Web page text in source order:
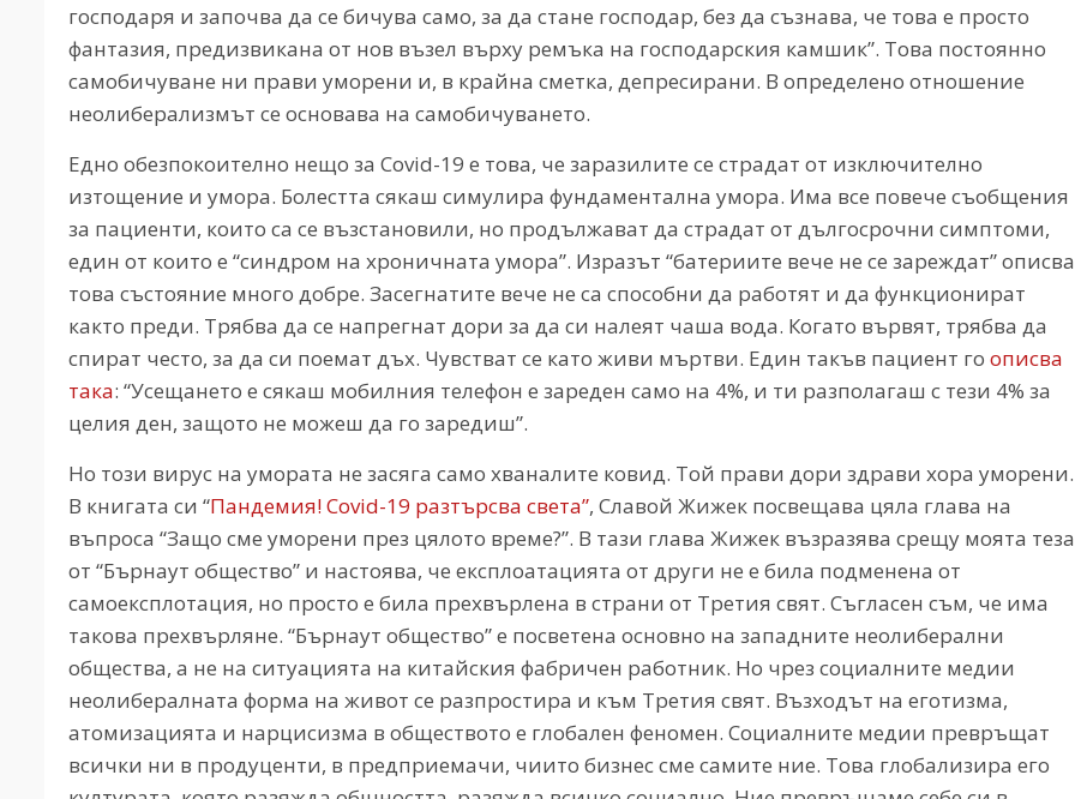
господаря и започва да се бичува само, за да стане господар, без да съзнава, че това е просто
фантазия, предизвикана от нов възел върху ремъка на господарския камшик”. Това постоянно
самобичуване ни прави уморени и, в крайна сметка, депресирани. В определено отношение
неолиберализмът се основава на самобичуването.
Едно обезпокоително нещо за Covid-19 е това, че заразилите се страдат от изключително
изтощение и умора. Болестта сякаш симулира фундаментална умора. Има все повече съобщения
за пациенти, които са се възстановили, но продължават да страдат от дългосрочни симптоми,
един от които е “синдром на хроничната умора”. Изразът “батериите вече не се зареждат” описва
това състояние много добре. Засегнатите вече не са способни да работят и да функционират
както преди. Трябва да се напрегнат дори за да си налеят чаша вода. Когато вървят, трябва да
спират често, за да си поемат дъх. Чувстват се като живи мъртви. Един такъв пациент го описва
така: “Усещането е сякаш мобилния телефон е зареден само на 4%, и ти разполагаш с тези 4% за
целия ден, защото не можеш да го заредиш”.
Но този вирус на умората не засяга само хваналите ковид. Той прави дори здрави хора уморени.
В книгата си “Пандемия! Covid-19 разтърсва света”, Славой Жижек посвещава цяла глава на
въпроса “Защо сме уморени през цялото време?”. В тази глава Жижек възразява срещу моята теза
от “Бърнаут общество” и настоява, че експлоатацията от други не е била подменена от
самоексплотация, но просто е била прехвърлена в страни от Третия свят. Съгласен съм, че има
такова прехвърляне. “Бърнаут общество” е посветена основно на западните неолиберални
общества, а не на ситуацията на китайския фабричен работник. Но чрез социалните медии
неолибералната форма на живот се разпростира и към Третия свят. Възходът на еготизма,
атомизацията и нарцисизма в обществото е глобален феномен. Социалните медии превръщат
всички ни в продуценти, в предприемачи, чиито бизнес сме самите ние. Това глобализира его